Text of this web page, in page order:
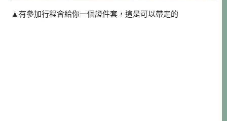
▲有參加行程會給你一個證件套，這是可以帶走的